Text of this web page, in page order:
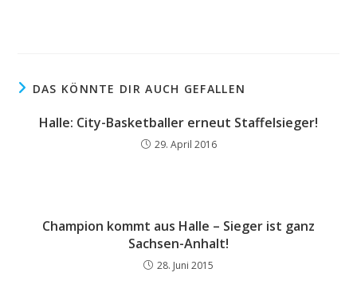
DAS KÖNNTE DIR AUCH GEFALLEN
Halle: City-Basketballer erneut Staffelsieger!
29. April 2016
Champion kommt aus Halle – Sieger ist ganz
Sachsen-Anhalt!
28. Juni 2015